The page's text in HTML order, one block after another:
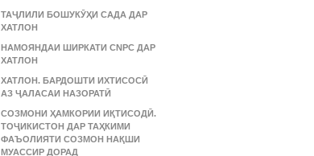
ТАҶЛИЛИ БОШУКӮҲИ САДА ДАР
ХАТЛОН
НАМОЯНДАИ ШИРКАТИ CNPC ДАР
ХАТЛОН
ХАТЛОН. БАРДОШТИ ИХТИСОСӢ
АЗ ҶАЛАСАИ НАЗОРАТӢ
СОЗМОНИ ҲАМКОРИИ ИҚТИСОДӢ.
ТОҶИКИСТОН ДАР ТАҲКИМИ
ФАЪОЛИЯТИ СОЗМОН НАҚШИ
МУАССИР ДОРАД